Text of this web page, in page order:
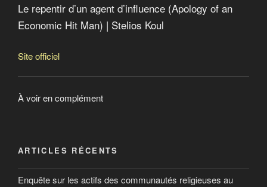
Le repentir d’un agent d’influence (Apology of an
Economic Hit Man) | Stelios Koul
Site officiel
À voir en complément
ARTICLES RÉCENTS
Enquête sur les actifs des communautés religieuses au